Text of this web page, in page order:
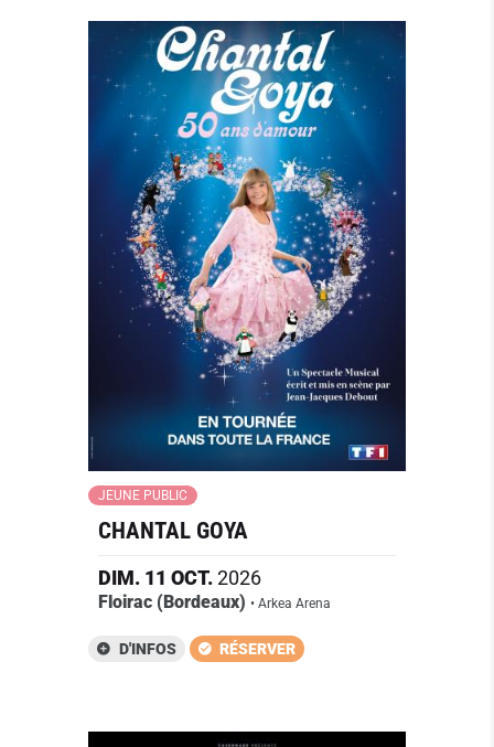
JEUNE PUBLIC
CHANTAL GOYA
DIM. 11 OCT.2026
Floirac (Bordeaux) • Arkea Arena
D'INFOS RÉSERVER